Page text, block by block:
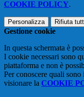
COOKIE POLICY.
Personalizza Rifiuta
Gestione cookie
In questa schermata è
I cookie necessari sono
piattaforma e non è
Per conoscere quali
visionare la COOKIE